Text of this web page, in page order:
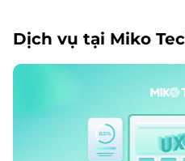
Dịch vụ tại Miko